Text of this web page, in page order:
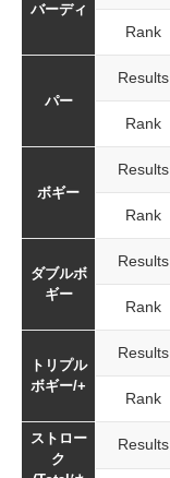
バーディ
Rank
パー
Results
Rank
ボギー
Results
Rank
ダブルボ
ギー
Results
Rank
トリプル
ボギー/+
Results
Rank
ストロー
ク
Results